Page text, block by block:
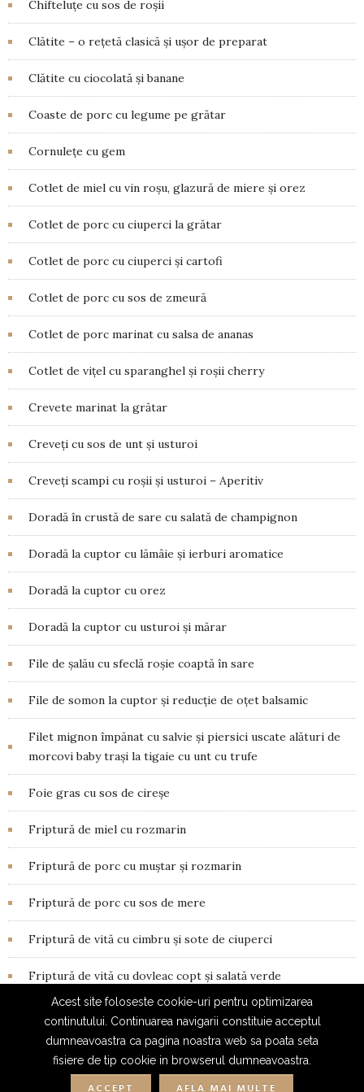
Chifteluțe cu sos de roșii
Clătite – o rețetă clasică și ușor de preparat
Clătite cu ciocolată și banane
Coaste de porc cu legume pe grătar
Cornulețe cu gem
Cotlet de miel cu vin roșu, glazură de miere și orez
Cotlet de porc cu ciuperci la grătar
Cotlet de porc cu ciuperci și cartofi
Cotlet de porc cu sos de zmeură
Cotlet de porc marinat cu salsa de ananas
Cotlet de vițel cu sparanghel și roșii cherry
Crevete marinat la grătar
Creveți cu sos de unt și usturoi
Creveţi scampi cu roșii și usturoi – Aperitiv
Doradă în crustă de sare cu salată de champignon
Doradă la cuptor cu lămâie și ierburi aromatice
Doradă la cuptor cu orez
Doradă la cuptor cu usturoi și mărar
File de șalău cu sfeclă roșie coaptă în sare
File de somon la cuptor și reducție de oțet balsamic
Filet mignon împănat cu salvie și piersici uscate alături de
morcovi baby trași la tigaie cu unt cu trufe
Foie gras cu sos de cireșe
Friptură de miel cu rozmarin
Friptură de porc cu muștar și rozmarin
Friptură de porc cu sos de mere
Friptură de vită cu cimbru și sote de ciuperci
Friptură de vită cu dovleac copt și salată verde
Acest site foloseste cookie-uri pentru optimizarea
continutului. Continuarea navigarii constituie acceptul
dumneavoastra ca pagina noastra web sa poata seta
fisiere de tip cookie in browserul dumneavoastra.
ACCEPT AFLA MAI MULTE